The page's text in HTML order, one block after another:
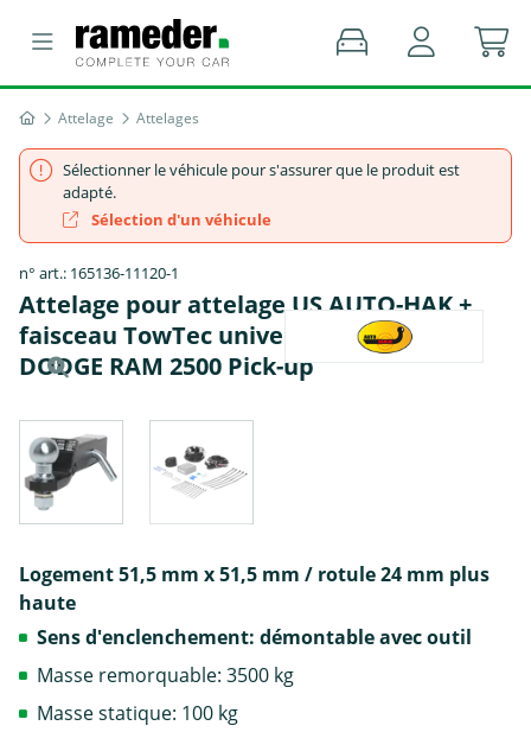
Attelage Attelages
Sélectionner le véhicule pour s'assurer que le produit est
adapté.
Sélection d'un véhicule
n° art.: 165136-11120-1
Attelage pour attelage US AUTO-HAK +
faisceau TowTec universel 13 broches -
DODGE RAM 2500 Pick-up
Logement 51,5 mm x 51,5 mm / rotule 24 mm plus
haute
Sens d'enclenchement: démontable avec outil
Masse remorquable: 3500 kg
Masse statique: 100 kg